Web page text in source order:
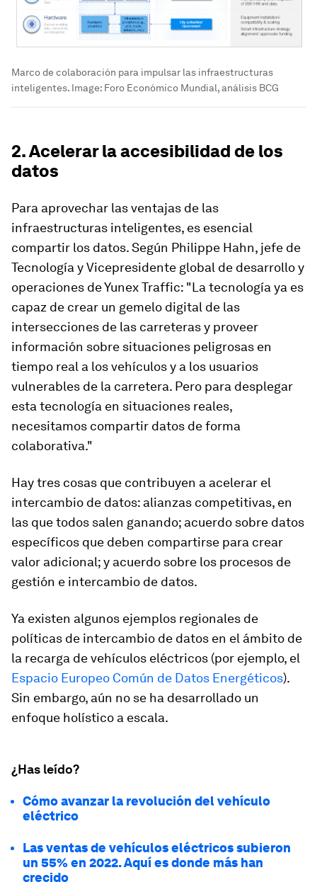
Marco de colaboración para impulsar las infraestructuras
inteligentes. Image: Foro Económico Mundial, análisis BCG
2. Acelerar la accesibilidad de los
datos
Para aprovechar las ventajas de las
infraestructuras inteligentes, es esencial
compartir los datos. Según Philippe Hahn, jefe de
Tecnología y Vicepresidente global de desarrollo y
operaciones de Yunex Traffic: "La tecnología ya es
capaz de crear un gemelo digital de las
intersecciones de las carreteras y proveer
información sobre situaciones peligrosas en
tiempo real a los vehículos y a los usuarios
vulnerables de la carretera. Pero para desplegar
esta tecnología en situaciones reales,
necesitamos compartir datos de forma
colaborativa."
Hay tres cosas que contribuyen a acelerar el
intercambio de datos: alianzas competitivas, en
las que todos salen ganando; acuerdo sobre datos
específicos que deben compartirse para crear
valor adicional; y acuerdo sobre los procesos de
gestión e intercambio de datos.
Ya existen algunos ejemplos regionales de
políticas de intercambio de datos en el ámbito de
la recarga de vehículos eléctricos (por ejemplo, el
Espacio Europeo Común de Datos Energéticos).
Sin embargo, aún no se ha desarrollado un
enfoque holístico a escala.
¿Has leído?
Cómo avanzar la revolución del vehículo
eléctrico
Las ventas de vehículos eléctricos subieron
un 55% en 2022. Aquí es donde más han
crecido